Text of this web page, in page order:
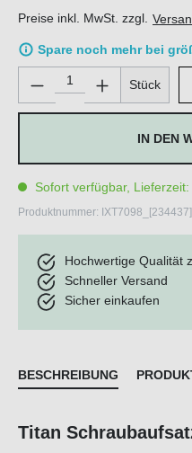
Preise inkl. MwSt. zzgl.
Spare noch mehr bei
Produkt Anzahl: Gib den
Stück
IN DEN
Sofort verfügbar, Lieferzeit:
Produktnummer: IXT7098_[234437]
Hochwertige Qualität
Schneller Versand
Sicher einkaufen
BESCHREIBUNG
Titan